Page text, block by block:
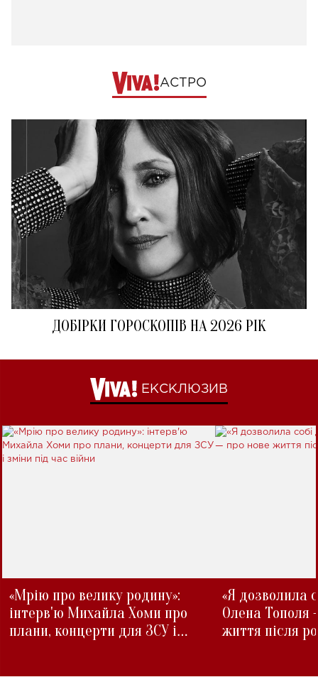
АСТРО
ДОБІРКИ ГОРОСКОПІВ НА 2026 РІК
ЕКСКЛЮЗИВ
«Мрію про велику родину»:
інтерв'ю Михайла Хоми про
плани, концерти для ЗСУ і
«Я дозволила
Олена Тополя
життя після